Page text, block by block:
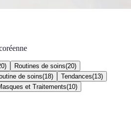
) Routines de soins(20)
de soins(18) Tendances(13)
et Traitements(10)